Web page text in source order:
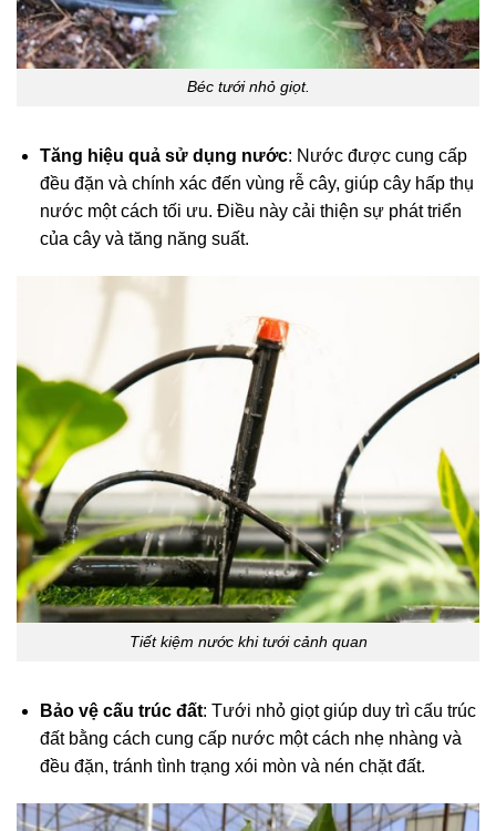
Béc tưới nhỏ giọt.
Tăng hiệu quả sử dụng nước: Nước được cung cấp
đều đặn và chính xác đến vùng rễ cây, giúp cây hấp thụ
nước một cách tối ưu. Điều này cải thiện sự phát triển
của cây và tăng năng suất.
Tiết kiệm nước khi tưới cảnh quan
Bảo vệ cấu trúc đất: Tưới nhỏ giọt giúp duy trì cấu trúc
đất bằng cách cung cấp nước một cách nhẹ nhàng và
đều đặn, tránh tình trạng xói mòn và nén chặt đất.